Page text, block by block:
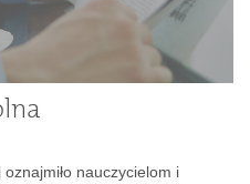
nauczycielom i